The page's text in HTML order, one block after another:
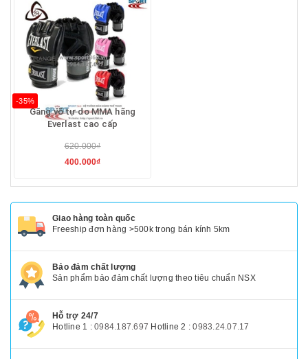
-35%
Găng võ tự do MMA hãng
Everlast cao cấp
620.000₫
400.000₫
Giao hàng toàn quốc
Freeship đơn hàng >500k trong bán kính 5km
Bảo đảm chất lượng
Sản phẩm bảo đảm chất lượng theo tiêu chuẩn NSX
Hỗ trợ 24/7
Hotline 1 : 0984.187.697 Hotline 2 :0983.24.07.17